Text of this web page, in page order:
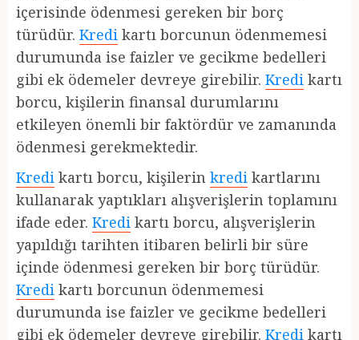
içerisinde ödenmesi gereken bir borç
türüdür. Kredi kartı borcunun ödenmemesi
durumunda ise faizler ve gecikme bedelleri
gibi ek ödemeler devreye girebilir. Kredi kartı
borcu, kişilerin finansal durumlarını
etkileyen önemli bir faktördür ve zamanında
ödenmesi gerekmektedir.
Kredi kartı borcu, kişilerin kredi kartlarını
kullanarak yaptıkları alışverişlerin toplamını
ifade eder. Kredi kartı borcu, alışverişlerin
yapıldığı tarihten itibaren belirli bir süre
içinde ödenmesi gereken bir borç türüdür.
Kredi kartı borcunun ödenmemesi
durumunda ise faizler ve gecikme bedelleri
gibi ek ödemeler devreye girebilir. Kredi kartı